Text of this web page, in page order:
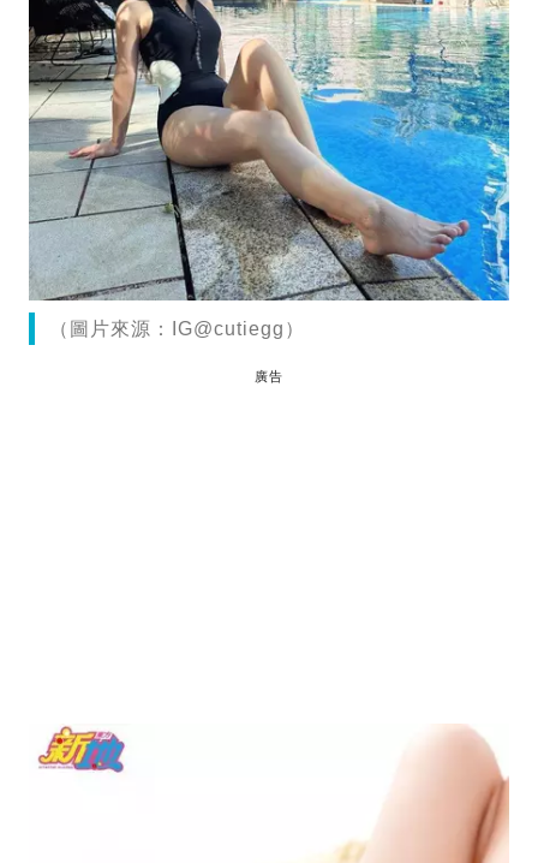
（圖片來源：IG@cutiegg）
廣告